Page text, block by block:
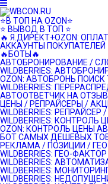
⭐️В ТОП НА OZON⭐️
⭐️ ВЫВОД В ТОП ⭐️
🔥 Я.ДИРЕКТ+OZON:
АККАУНТЫ ПОКУПАТЕЛЕЙ
🔥БОТЫ🔥
АВТОБРОНИРОВАНИЕ /
WILDBERRIES:
OZON: АВТОБРОНЬ
WILDBERRIES:
АВТООТВЕТЧИК НА
ЦЕНЫ / РЕПРАЙСЕРЫ /
WILDBERRIES:
WILDBERRIES:
OZON: КОНТРОЛЬ ЦЕНЫ
БОТ САМЫХ ДЕШЕВЫХ
РЕКЛАМА / ПОЗИЦИИ /
WILDBERRIES: ГЕО-ФАКТОР
WILDBERRIES:
WILDBERRIES:
WILDBERRIES: